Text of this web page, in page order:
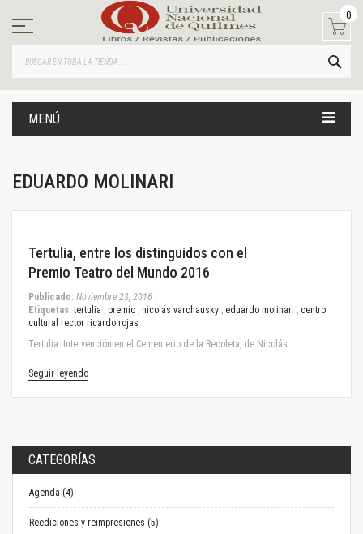
contenido
0
MENÚ
EDUARDO MOLINARI
Tertulia, entre los distinguidos con el
Premio Teatro del Mundo 2016
Publicado: Noviembre 23, 2016
Etiquetas: tertulia , premio , nicolás varchausky , eduardo molinari , centro
cultural rector ricardo rojas
Tertulia. Intervención en el Cementerio de la Recoleta, de Nicolás…
Seguir leyendo
CATEGORÍAS
Agenda (4)
Reediciones y reimpresiones (5)